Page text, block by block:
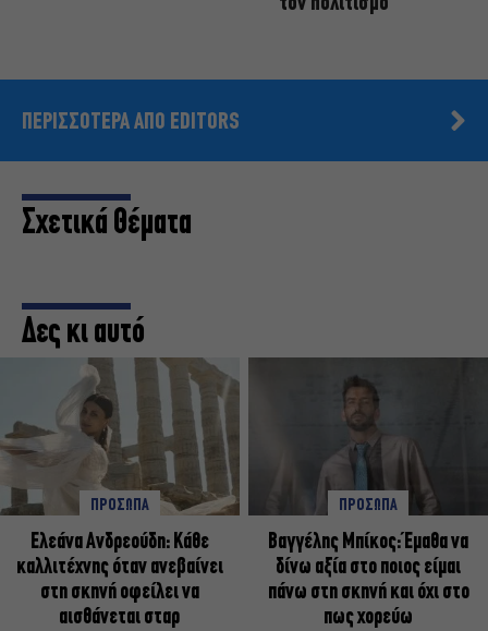
ΠΕΡΙΣΣΟΤΕΡΑ ΑΠΟ EDITORS
Σχετικά Θέματα
Δες κι αυτό
ΠΡΟΣΩΠΑ
Ελεάνα Ανδρεούδη: Κάθε
καλλιτέχνης όταν ανεβαίνει
στη σκηνή οφείλει να
αισθάνεται σταρ
ΠΡΟΣΩΠΑ
Βαγγέλης Μπίκος: Έμαθα να
δίνω αξία στο ποιος είμαι
πάνω στη σκηνή και όχι στο
πως χορεύω